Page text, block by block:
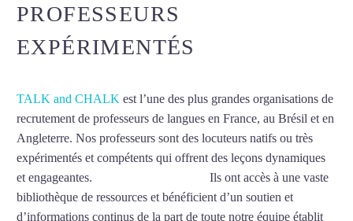
PROFESSEURS
EXPÉRIMENTÉS
TALK and CHALK est l’une des plus grandes organisations de
recrutement de professeurs de langues en France, au Brésil et en
Angleterre. Nos professeurs sont des locuteurs natifs ou très
expérimentés et compétents qui offrent des leçons dynamiques
et engageantes.
Ils ont accès à une vaste
bibliothèque de ressources et bénéficient d’un soutien et
d’informations continus de la part de toute notre équipe établit